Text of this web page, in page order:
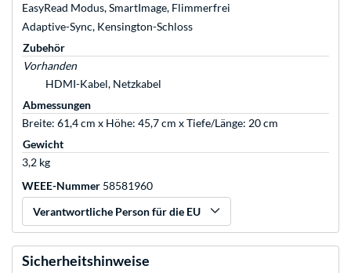
EasyRead Modus, SmartImage, Flimmerfrei
Adaptive-Sync, Kensington-Schloss
Zubehör
Vorhanden
HDMI-Kabel, Netzkabel
Abmessungen
Breite: 61,4 cm x Höhe: 45,7 cm x Tiefe/Länge: 20 cm
Gewicht
3,2 kg
WEEE-Nummer 58581960
Verantwortliche Person für die EU
Sicherheitshinweise